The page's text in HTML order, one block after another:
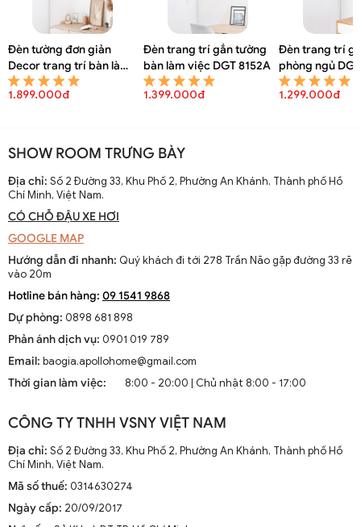
Đèn tường Decor hiện đại DGT 6112A
Đèn tường đơn giản
Decor trang trí bàn làm
việc DGT 8154A
1.899.000đ
Đèn trang trí gắn tường
bàn làm việc DGT 8152A
1.399.000đ
Đèn trang trí
phòng ngủ
1.299.000đ
SHOW ROOM TRƯNG BÀY
Địa chỉ: Số 2 Đường 33, Khu Phố 2, Phường An Khánh, Thành phố Hồ
Chí Minh, Việt Nam.
CÓ CHỖ ĐẬU XE HƠI
GOOGLE MAP
Hướng dẫn đi nhanh: Quý khách đi tới 278 Trần Não gặp đường 33 rẽ
vào 20m
Hotline bán hàng: 09 1541 9868
Dự phòng: 0898 681 898
Phản ánh dịch vụ: 0901 019 789
Email: baogia.apollohome@gmail.com
Thời gian làm việc:
8:00 - 20:00 | Chủ nhật 8:00 - 17:00
CÔNG TY TNHH VSNY VIỆT NAM
Địa chỉ: Số 2 Đường 33, Khu Phố 2, Phường An Khánh, Thành phố Hồ
Chí Minh, Việt Nam.
Mã số thuế: 0314630274
Ngày cấp: 20/09/2017